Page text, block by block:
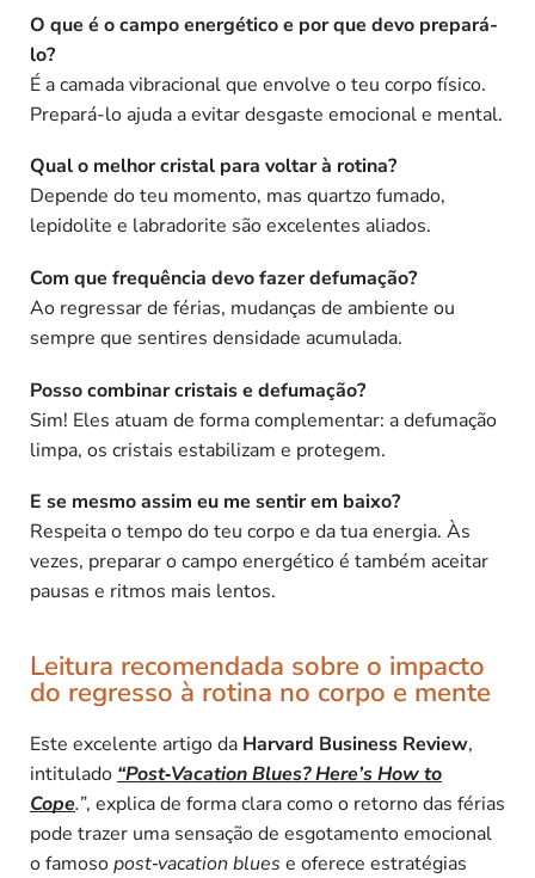
O que é o campo energético e por que devo prepará-
lo?
É a camada vibracional que envolve o teu corpo físico.
Prepará-lo ajuda a evitar desgaste emocional e mental.
Qual o melhor cristal para voltar à rotina?
Depende do teu momento, mas quartzo fumado,
lepidolite e labradorite são excelentes aliados.
Com que frequência devo fazer defumação?
Ao regressar de férias, mudanças de ambiente ou
sempre que sentires densidade acumulada.
Posso combinar cristais e defumação?
Sim! Eles atuam de forma complementar: a defumação
limpa, os cristais estabilizam e protegem.
E se mesmo assim eu me sentir em baixo?
Respeita o tempo do teu corpo e da tua energia. Às
vezes, preparar o campo energético é também aceitar
pausas e ritmos mais lentos.
Leitura recomendada sobre o impacto
do regresso à rotina no corpo e mente
Este excelente artigo da Harvard Business Review,
intitulado “Post‑Vacation Blues? Here’s How to
Cope.”, explica de forma clara como o retorno das férias
pode trazer uma sensação de esgotamento emocional
o famosopost‑vacation blues e oferece estratégias